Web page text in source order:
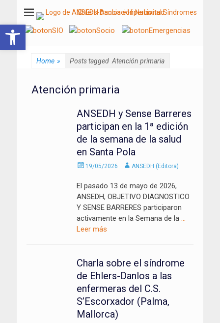
Abrir barra de herramientas
ANSEDH
Asociación Nacional del Síndrome de Ehlers-Danlos e Hiperlaxitud
Home » Posts tagged Atención primaria
Atención primaria
ANSEDH y Sense Barreres
participan en la 1ª edición
de la semana de la salud
en Santa Pola
Enviado
19/05/2026 AutorANSEDH (Editora)
El pasado 13 de mayo de 2026,
ANSEDH, OBJETIVO DIAGNOSTICO
Y SENSE BARRERES participaron
activamente en la Semana de la …
Leer más
Charla sobre el síndrome
de Ehlers-Danlos a las
enfermeras del C.S.
S’Escorxador (Palma,
Mallorca)